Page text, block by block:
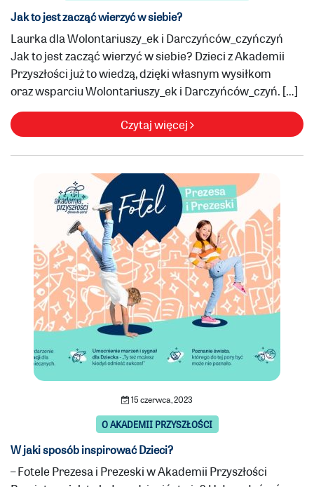
Jak to jest zacząć wierzyć w siebie?
Laurka dla Wolontariuszy_ek i Darczyńców_czyńczyń
Jak to jest zacząć wierzyć w siebie? Dzieci z Akademii
Przyszłości już to wiedzą, dzięki własnym wysiłkom
oraz wsparciu Wolontariuszy_ek i Darczyńców_czyń. […]
Czytaj więcej
15 czerwca, 2023
O AKADEMII PRZYSZŁOŚCI
W jaki sposób inspirować Dzieci?
– Fotele Prezesa i Prezeski w Akademii Przyszłości